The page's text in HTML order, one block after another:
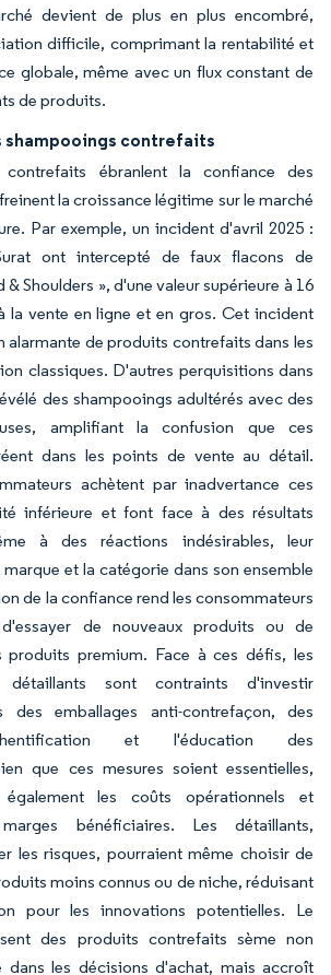
devient de plus en plus encombré,
difficile, comprimant la rentabilité et
globale, même avec un flux constant de
de produits.
contrefaits
contrefaits ébranlent la confiance des
la croissance légitime sur le marché
Par exemple, un incident d'avril 2025 :
ont intercepté de faux flacons de
Shoulders », d'une valeur supérieure à 16
la vente en ligne et en gros. Cet incident
alarmante de produits contrefaits dans les
classiques. D'autres perquisitions dans
des shampooings adultérés avec des
amplifiant la confusion que ces
dans les points de vente au détail.
achètent par inadvertance ces
inférieure et font face à des résultats
à des réactions indésirables, leur
et la catégorie dans son ensemble
de la confiance rend les consommateurs
de nouveaux produits ou de
produits premium. Face à ces défis, les
sont contraints d'investir
des emballages anti-contrefaçon, des
et l'éducation des
que ces mesures soient essentielles,
également les coûts opérationnels et
bénéficiaires. Les détaillants,
les risques, pourraient même choisir de
moins connus ou de niche, réduisant
pour les innovations potentielles. Le
des produits contrefaits sème non
dans les décisions d'achat, mais accroît